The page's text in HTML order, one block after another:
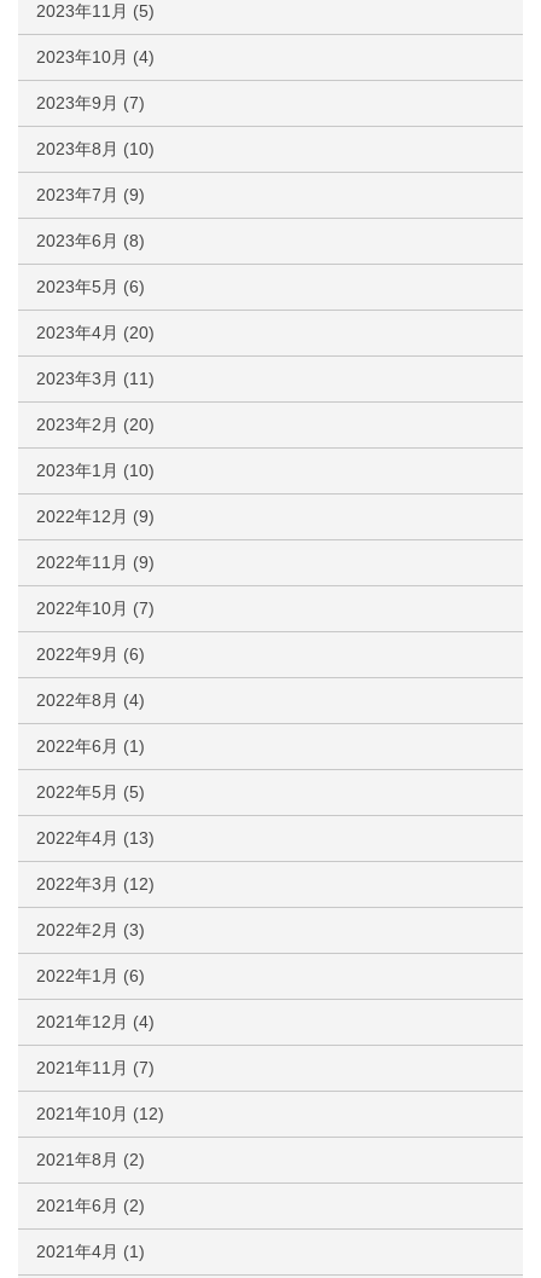
2023年11月 (5)
2023年10月 (4)
2023年9月 (7)
2023年8月 (10)
2023年7月 (9)
2023年6月 (8)
2023年5月 (6)
2023年4月 (20)
2023年3月 (11)
2023年2月 (20)
2023年1月 (10)
2022年12月 (9)
2022年11月 (9)
2022年10月 (7)
2022年9月 (6)
2022年8月 (4)
2022年6月 (1)
2022年5月 (5)
2022年4月 (13)
2022年3月 (12)
2022年2月 (3)
2022年1月 (6)
2021年12月 (4)
2021年11月 (7)
2021年10月 (12)
2021年8月 (2)
2021年6月 (2)
2021年4月 (1)